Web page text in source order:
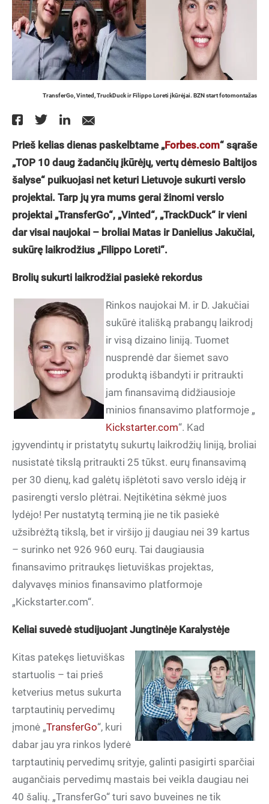
TransferGo, Vinted, TruckDuck ir Filippo Loreti įkūrėjai. BZN start fotomontažas
Prieš kelias dienas paskelbtame „Forbes.com“ sąraše
„TOP 10 daug žadančių įkūrėjų, vertų dėmesio Baltijos
šalyse“ puikuojasi net keturi Lietuvoje sukurti verslo
projektai. Tarp jų yra mums gerai žinomi verslo
projektai „TransferGo“, „Vinted“, „TrackDuck“ ir vieni
dar visai naujokai – broliai Matas ir Danielius Jakučiai,
sukūrę laikrodžius „Filippo Loreti“.
Brolių sukurti laikrodžiai pasiekė rekordus
Rinkos naujokai M. ir D. Jakučiai
sukūrė itališką prabangų laikrodį
ir visą dizaino liniją. Tuomet
nusprendė dar šiemet savo
produktą išbandyti ir pritraukti
jam finansavimą didžiausioje
minios finansavimo platformoje „
Kickstarter.com“. Kad
įgyvendintų ir pristatytų sukurtų laikrodžių liniją, broliai
nusistatė tikslą pritraukti 25 tūkst. eurų finansavimą
per 30 dienų, kad galėtų išplėtoti savo verslo idėją ir
pasirengti verslo plėtrai. Neįtikėtina sėkmė juos
lydėjo! Per nustatytą terminą jie ne tik pasiekė
užsibrėžtą tikslą, bet ir viršijo jį daugiau nei 39 kartus
– surinko net 926 960 eurų. Tai daugiausia
finansavimo pritraukęs lietuviškas projektas,
dalyvavęs minios finansavimo platformoje
„Kickstarter.com“.
Keliai suvedė studijuojant Jungtinėje Karalystėje
Kitas patekęs lietuviškas
startuolis – tai prieš
ketverius metus sukurta
tarptautinių pervedimų
įmonė „TransferGo“, kuri
dabar jau yra rinkos lyderė
tarptautinių pervedimų srityje, galinti pasigirti sparčiai
augančiais pervedimų mastais bei veikla daugiau nei
40 šalių. „TransferGo“ turi savo buveines ne tik